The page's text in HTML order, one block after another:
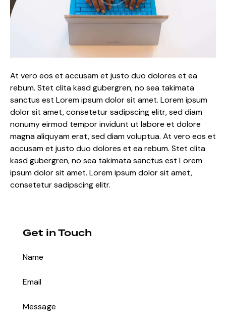
At vero eos et accusam et justo duo dolores et ea
rebum. Stet clita kasd gubergren, no sea takimata
sanctus est Lorem ipsum dolor sit amet. Lorem ipsum
dolor sit amet, consetetur sadipscing elitr, sed diam
nonumy eirmod tempor invidunt ut labore et dolore
magna aliquyam erat, sed diam voluptua. At vero eos et
accusam et justo duo dolores et ea rebum. Stet clita
kasd gubergren, no sea takimata sanctus est Lorem
ipsum dolor sit amet. Lorem ipsum dolor sit amet,
consetetur sadipscing elitr.
Get in Touch